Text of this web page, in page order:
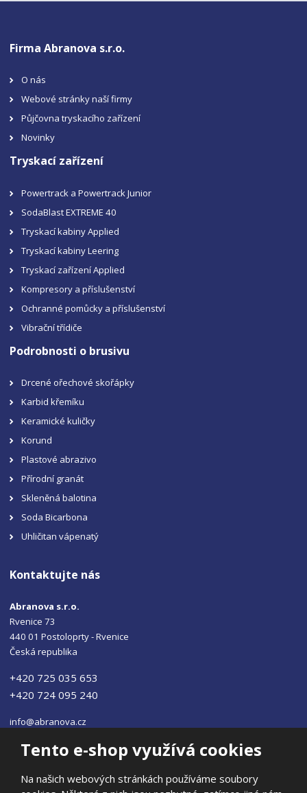
Tento e-shop využívá cookies
Na našich webových stránkách používáme soubory
Firma Abranova s.r.o.
O nás
Webové stránky naší firmy
Půjčovna tryskacího zařízení
Novinky
Tryskací zařízení
Powertrack a Powertrack Junior
SodaBlast EXTREME 40
Tryskací kabiny Applied
Tryskací kabiny Leering
Tryskací zařízení Applied
Kompresory a příslušenství
Ochranné pomůcky a příslušenství
Vibrační třídiče
Podrobnosti o brusivu
Drcené ořechové skořápky
Karbid křemíku
Keramické kuličky
Korund
Plastové abrazivo
Přírodní granát
Skleněná balotina
Soda Bicarbona
Uhličitan vápenatý
Kontaktujte nás
Abranova s.r.o.
Rvenice 73
440 01 Postoloprty - Rvenice
Česká republika
+420 725 035 653
+420 724 095 240
info@abranova.cz